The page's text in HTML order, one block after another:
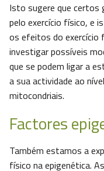
Isto sugere que certos
pelo exercício físico, e
os efeitos do exercício
investigar possíveis
que se podem ligar a
a sua actividade ao
mitocondriais.
Factores
Também estamos a
físico na epigenética.